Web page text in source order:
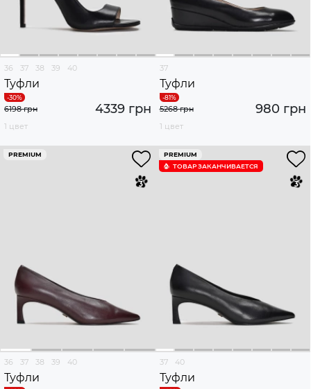
36 37 38 39 40
Туфли
4339 грн
6198 грн
1 цвет
37
Туфли
980 грн
5268 грн
1 цвет
PREMIUM
36 37 38 39 40
Туфли
PREMIUM
ТОВАР ЗАКАНЧИВАЕТСЯ
37 40
Туфли